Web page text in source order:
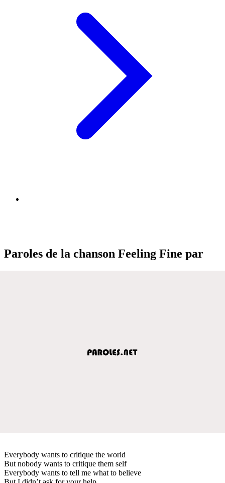
Paroles de la chanson Feeling Fine par
Everybody wants to critique the world
But nobody wants to critique them self
Everybody wants to tell me what to believe